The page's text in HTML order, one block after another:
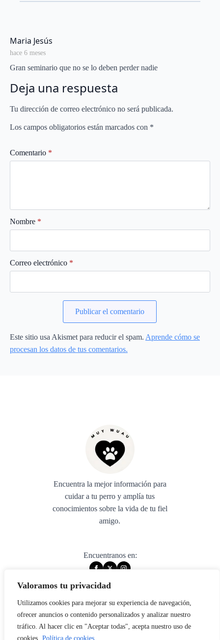
Valoramos tu privacidad
Utilizamos cookies para mejorar su experiencia de navegación,
ofrecer anuncios o contenido personalizados y analizar nuestro
tráfico. Al hacer clic en "Aceptar todas", acepta nuestro uso de
cookies. Política de cookies
Maria Jesús
hace 6 meses
Gran seminario que no se lo deben perder nadie
Deja una respuesta
Tu dirección de correo electrónico no será publicada.
Los campos obligatorios están marcados con *
Comentario *
Nombre *
Correo electrónico *
Este sitio usa Akismet para reducir el spam. Aprende cómo se
procesan los datos de tus comentarios.
Encuentra la mejor información para
cuidar a tu perro y amplía tus
conocimientos sobre la vida de tu fiel
amigo.
Encuentranos en:
© 2025 muywuau. All rights reserved.
Aviso legal